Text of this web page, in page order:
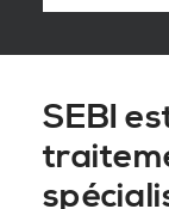
SEBI